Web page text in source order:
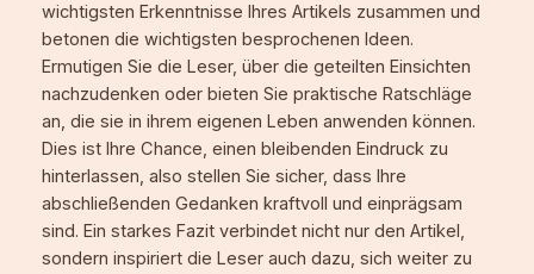
wichtigsten Erkenntnisse Ihres Artikels zusammen und
betonen die wichtigsten besprochenen Ideen.
Ermutigen Sie die Leser, über die geteilten Einsichten
nachzudenken oder bieten Sie praktische Ratschläge
an, die sie in ihrem eigenen Leben anwenden können.
Dies ist Ihre Chance, einen bleibenden Eindruck zu
hinterlassen, also stellen Sie sicher, dass Ihre
abschließenden Gedanken kraftvoll und einprägsam
sind. Ein starkes Fazit verbindet nicht nur den Artikel,
sondern inspiriert die Leser auch dazu, sich weiter zu